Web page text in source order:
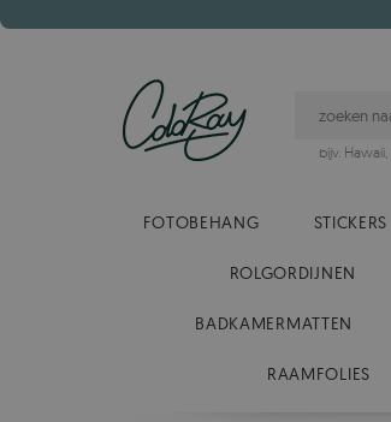
bijv. Hawaii,
FOTOBEHANG STICKERS
ROLGORDIJNEN
BADKAMERMATTEN
RAAMFOLIES